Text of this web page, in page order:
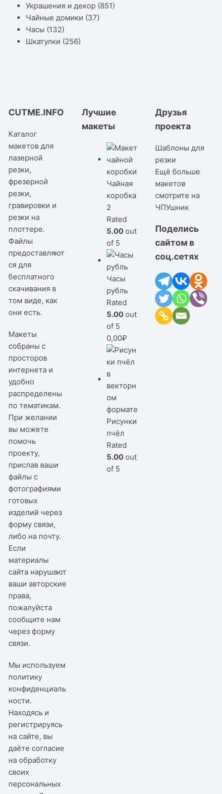
Украшения и декор (851)
Чайные домики (37)
Часы (132)
Шкатулки (256)
CUTME.INFO
Каталог
макетов для
лазерной
резки,
фрезерной
резки,
гравировки и
резки на
плоттере.
Файлы
предоставляют
ся для
бесплатного
скачивания в
том виде, как
они есть.
Макеты
собраны с
просторов
интернета и
удобно
распределены
по тематикам.
При желании
вы можете
помочь
проекту,
прислав ваши
файлы с
фотографиями
готовых
изделий через
форму связи,
либо на почту.
Если
материалы
сайта нарушают
ваши авторские
права,
пожалуйста
сообщите нам
черезформу
связи.
Мы используем
политику
конфиденциаль
ности.
Находясь и
регистрируясь
на сайте, вы
даёте согласие
на обработку
своих
персональных
Лучшие
макеты
Чайная
коробка
2
Rated
5.00 out
of 5
Часы
рубль
Rated
5.00 out
of 5
0,00₽
Рисунки
пчёл
Rated
5.00 out
of 5
Друзья
проекта
Шаблоны для
резки
Ещё больше
макетов
смотрите на
ЧПУшник
Поделись
сайтом в
соц.сетях